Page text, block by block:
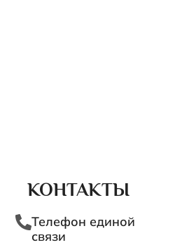
КОНТАКТЫ
Телефон единой
связи